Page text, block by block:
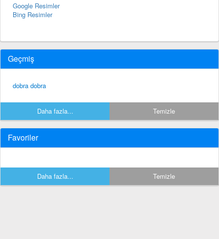
Google Resimler
Bing Resimler
Geçmiş
dobra dobra
Daha fazla... Temizle
Favoriler
Daha fazla... Temizle